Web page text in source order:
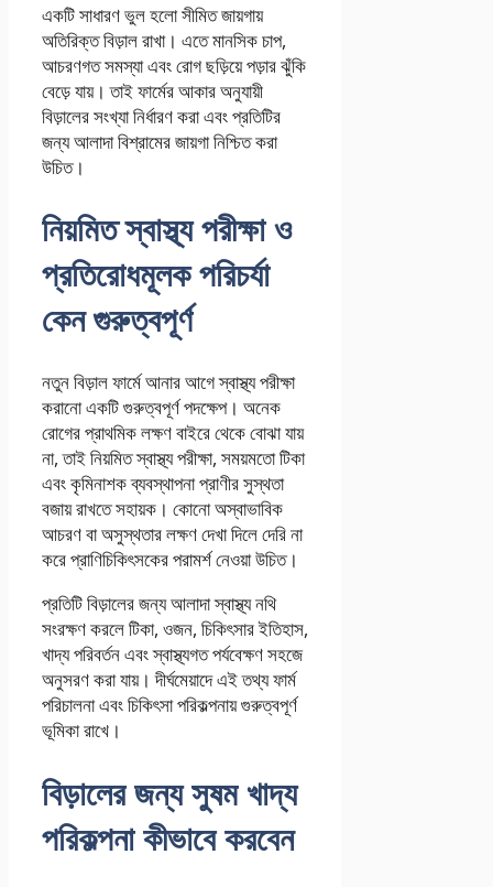
একটি সাধারণ ভুল হলো সীমিত জায়গায়
অতিরিক্ত বিড়াল রাখা। এতে মানসিক চাপ,
আচরণগত সমস্যা এবং রোগ ছড়িয়ে পড়ার ঝুঁকি
বেড়ে যায়। তাই ফার্মের আকার অনুযায়ী
বিড়ালের সংখ্যা নির্ধারণ করা এবং প্রতিটির
জন্য আলাদা বিশ্রামের জায়গা নিশ্চিত করা
উচিত।
নিয়মিত স্বাস্থ্য পরীক্ষা ও
প্রতিরোধমূলক পরিচর্যা
কেন গুরুত্বপূর্ণ
নতুন বিড়াল ফার্মে আনার আগে স্বাস্থ্য পরীক্ষা
করানো একটি গুরুত্বপূর্ণ পদক্ষেপ। অনেক
রোগের প্রাথমিক লক্ষণ বাইরে থেকে বোঝা যায়
না, তাই নিয়মিত স্বাস্থ্য পরীক্ষা, সময়মতো টিকা
এবং কৃমিনাশক ব্যবস্থাপনা প্রাণীর সুস্থতা
বজায় রাখতে সহায়ক। কোনো অস্বাভাবিক
আচরণ বা অসুস্থতার লক্ষণ দেখা দিলে দেরি না
করে প্রাণিচিকিৎসকের পরামর্শ নেওয়া উচিত।
প্রতিটি বিড়ালের জন্য আলাদা স্বাস্থ্য নথি
সংরক্ষণ করলে টিকা, ওজন, চিকিৎসার ইতিহাস,
খাদ্য পরিবর্তন এবং স্বাস্থ্যগত পর্যবেক্ষণ সহজে
অনুসরণ করা যায়। দীর্ঘমেয়াদে এই তথ্য ফার্ম
পরিচালনা এবং চিকিৎসা পরিকল্পনায় গুরুত্বপূর্ণ
ভূমিকা রাখে।
বিড়ালের জন্য সুষম খাদ্য
পরিকল্পনা কীভাবে করবেন